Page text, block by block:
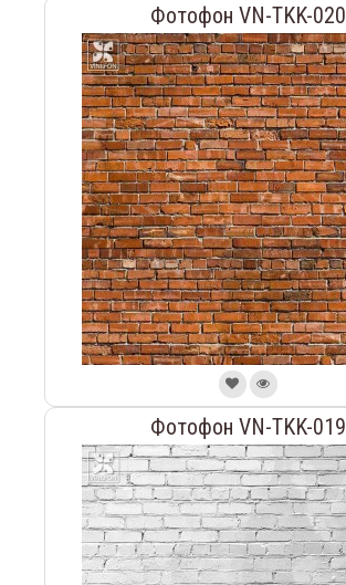
Фотофон VN-TKK-020
Фотофон VN-TKK-019